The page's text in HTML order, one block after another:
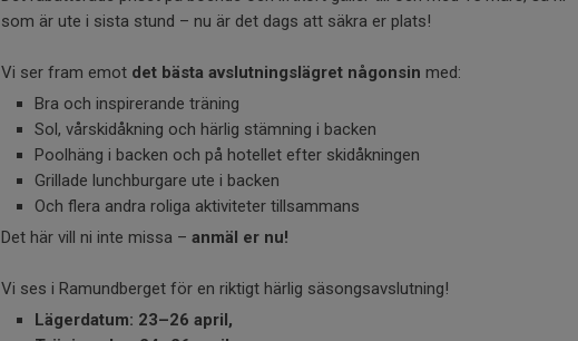
som är ute i sista stund – nu är det dags att säkra er plats!
Vi ser fram emot det bästa avslutningslägret någonsin med:
Bra och inspirerande träning
Sol, vårskidåkning och härlig stämning i backen
Poolhäng i backen och på hotellet efter skidåkningen
Grillade lunchburgare ute i backen
Och flera andra roliga aktiviteter tillsammans
Det här vill ni inte missa – anmäl er nu!
Vi ses i Ramundberget för en riktigt härlig säsongsavslutning!
Lägerdatum: 23–26 april,